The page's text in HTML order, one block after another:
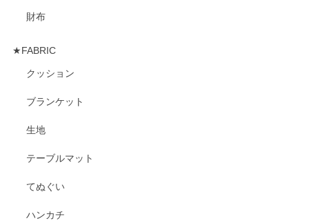
財布
★FABRIC
クッション
ブランケット
生地
テーブルマット
てぬぐい
ハンカチ